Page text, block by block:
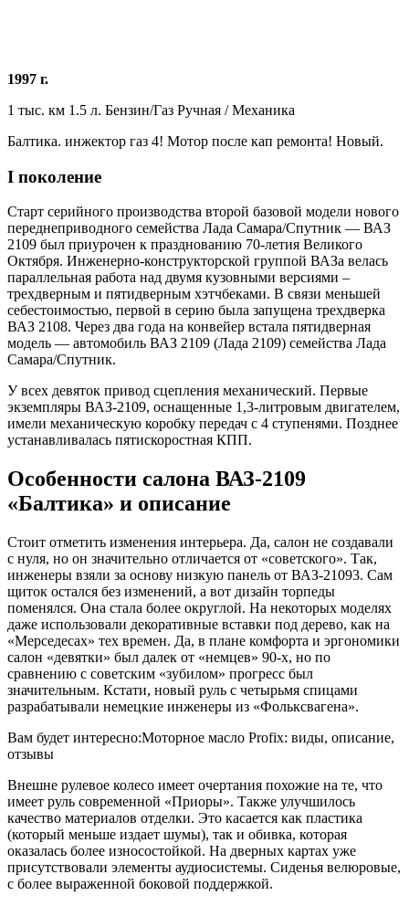
1997 г.
1 тыс. км 1.5 л. Бензин/Газ Ручная / Механика
Балтика. инжектор газ 4! Мотор после кап ремонта! Новый.
I поколение
Старт серийного производства второй базовой модели нового
переднеприводного семейства Лада Самара/Спутник — ВАЗ
2109 был приурочен к празднованию 70-летия Великого
Октября. Инженерно-конструкторской группой ВАЗа велась
параллельная работа над двумя кузовными версиями –
трехдверным и пятидверным хэтчбеками. В связи меньшей
себестоимостью, первой в серию была запущена трехдверка
ВАЗ 2108. Через два года на конвейер встала пятидверная
модель — автомобиль ВАЗ 2109 (Лада 2109) семейства Лада
Самара/Спутник.
У всех девяток привод сцепления механический. Первые
экземпляры ВАЗ-2109, оснащенные 1,3-литровым двигателем,
имели механическую коробку передач с 4 ступенями. Позднее
устанавливалась пятискоростная КПП.
Особенности салона ВАЗ-2109
«Балтика» и описание
Стоит отметить изменения интерьера. Да, салон не создавали
с нуля, но он значительно отличается от «советского». Так,
инженеры взяли за основу низкую панель от ВАЗ-21093. Сам
щиток остался без изменений, а вот дизайн торпеды
поменялся. Она стала более округлой. На некоторых моделях
даже использовали декоративные вставки под дерево, как на
«Мерседесах» тех времен. Да, в плане комфорта и эргономики
салон «девятки» был далек от «немцев» 90-х, но по
сравнению с советским «зубилом» прогресс был
значительным. Кстати, новый руль с четырьмя спицами
разрабатывали немецкие инженеры из «Фольксвагена».
Вам будет интересно:Моторное масло Profix: виды, описание,
отзывы
Внешне рулевое колесо имеет очертания похожие на те, что
имеет руль современной «Приоры». Также улучшилось
качество материалов отделки. Это касается как пластика
(который меньше издает шумы), так и обивка, которая
оказалась более износостойкой. На дверных картах уже
присутствовали элементы аудиосистемы. Сиденья велюровые,
с более выраженной боковой поддержкой.